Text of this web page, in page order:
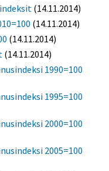
(14.11.2014)
(14.11.2014)
(14.11.2014)
(14.11.2014)
1990=100
1995=100
2000=100
2005=100